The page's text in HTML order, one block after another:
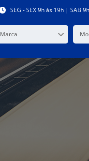
SEG - SEX 9h às 19h | SAB
Marca